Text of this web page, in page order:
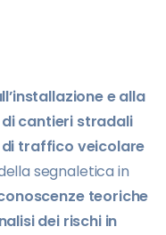
e alla
cantieri stradali
traffico veicolare
segnaletica in
teoriche
dei rischi in